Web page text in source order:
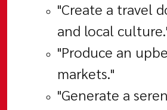
"Create a travel
and local
"Produce an
markets."
"Generate a